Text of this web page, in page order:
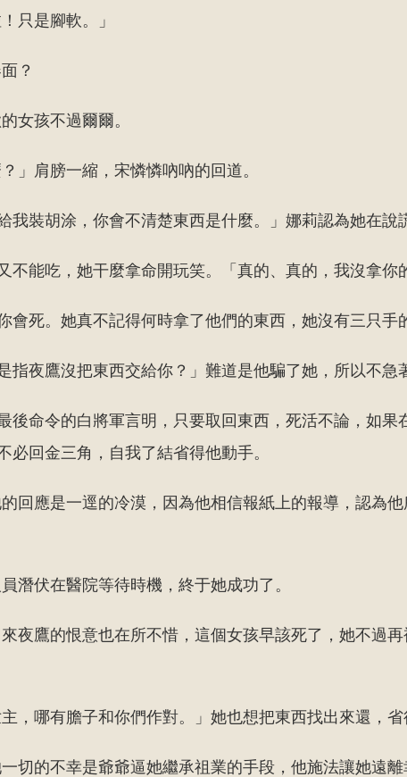
只是腳軟。」
？
女孩不過爾爾。
」肩膀一縮，宋憐憐吶吶的回道。
給我裝胡涂，你會不清楚東西是什麼。」娜莉認為她在說
不能吃，她干麼拿命開玩笑。「真的、真的，我沒拿你
會死。她真不記得何時拿了他們的東西，她沒有三只手
是指夜鷹沒把東西交給你？」難道是他騙了她，所以不急
後命令的白將軍言明，只要取回東西，死活不論，如果
必回金三角，自我了結省得他動手。
回應是一逕的冷漠，因為他相信報紙上的報導，認為
潛伏在醫院等待時機，終于她成功了。
夜鷹的恨意也在所不惜，這個女孩早該死了，她不過
，哪有膽子和你們作對。」她也想把東西找出來還，省
切的不幸是爺爺逼她繼承祖業的手段，他施法讓她遠離